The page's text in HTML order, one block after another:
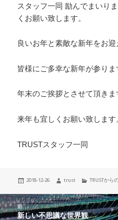
スタッフ一同 励んでまいり
くお願い致します。
良いお年と素敵な新年をお迎
皆様にご多幸な新年が参り
年末のご挨拶とさせて頂きま
来年も宜しくお願い致します
TRUSTスタッフ一同
投
日:
2018-12-26
作
者
trust
カ
ゴ
リ
ー
TRUSTから
投
稿
ナ
前
前
新しい不思議な世界観